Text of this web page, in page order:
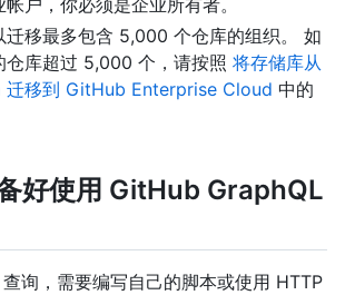
户，你必须是企业所有者。
迁移最多包含 5,000 个仓库的组织。 如
仓库超过 5,000 个，请按照 将存储库从
移到 GitHub Enterprise Cloud 中的
好使用 GitHub GraphQL
询，需要编写自己的脚本或使用 HTTP